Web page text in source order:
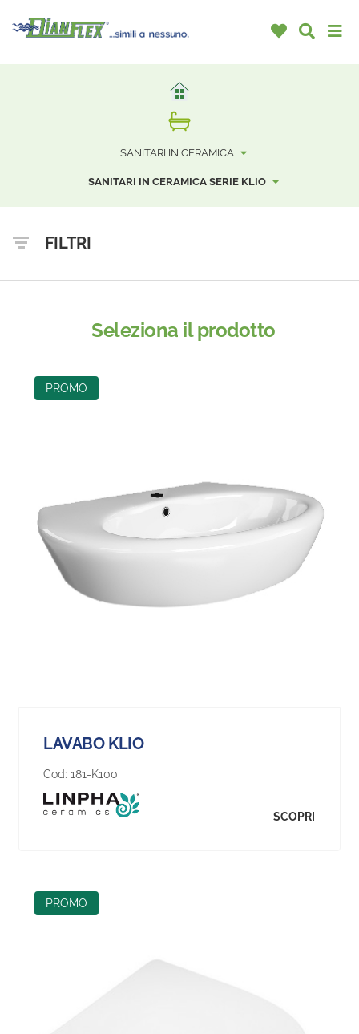
SANITARI IN CERAMICA
SANITARI IN CERAMICA SERIE KLIO
FILTRI
Seleziona il prodotto
PROMO
LAVABO KLIO
Cod: 181-K100
SCOPRI
PROMO